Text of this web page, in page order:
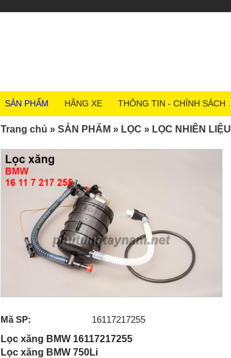
Mã SP:
16117217255
Lọc xăng BMW 16117217255
Lọc xăng BMW 750Li
Trang chủ »SẢN PHẨM » LỌC » LỌC NHIÊN LIỆU
SẢN PHẨM HÃNG XE THÔNG TIN - CHÍNH SÁCH